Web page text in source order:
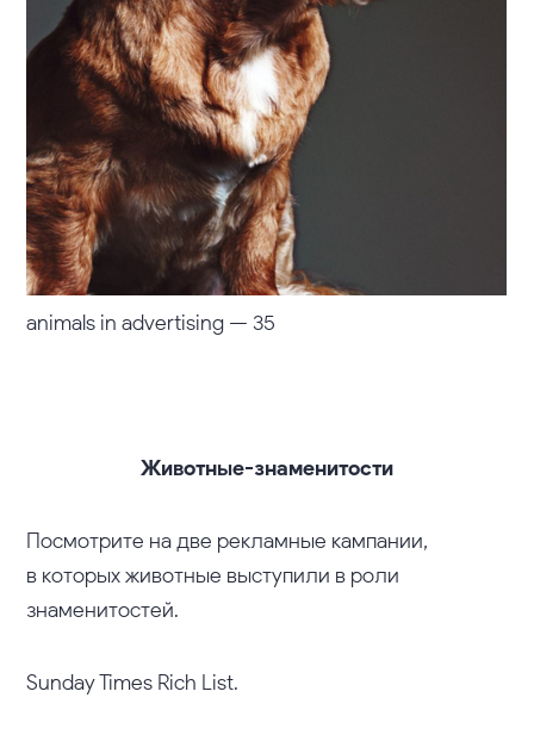
animals in advertising — 35
Животные-знаменитости
Посмотрите на две рекламные кампании,
в которых животные выступили в роли
знаменитостей.
Sunday Times Rich List.